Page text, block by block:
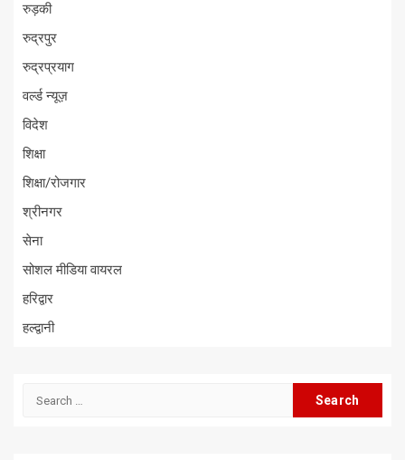
रुड़की
रुद्रपुर
रुद्रप्रयाग
वर्ल्ड न्यूज़
विदेश
शिक्षा
शिक्षा/रोजगार
श्रीनगर
सेना
सोशल मीडिया वायरल
हरिद्वार
हल्द्वानी
Search